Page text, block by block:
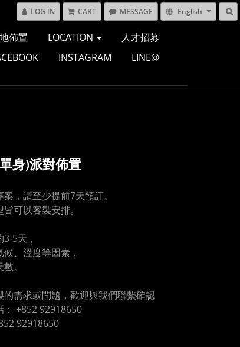
LOG IN CART MESSAGE English
佈置 LOCATION
人才招募
INSTAGRAM LINE@
⾝)派對佈置
，請至少提前7天預訂。
可以客製安排。
5天，
、溫度等因素，
。
的需求或問題，歡迎與我們聯繫確認
： +852 92918650
92918650